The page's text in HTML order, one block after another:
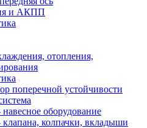
и АКПП
отопления,
поперечной устойчивости
навесное оборудование
клапана, колпачки, вкладыши